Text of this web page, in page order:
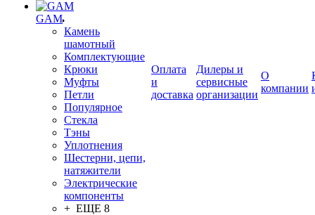
GAM
Камень
шамотный
Комплектующие
Крюки
Муфты
Петли
Популярное
Стекла
Тэны
Уплотнения
Шестерни, цепи,
натяжители
Электрические
компоненты
+ ЕЩЕ 8
Оплата
и
доставка
Дилеры и
сервисные
организации
О
компании